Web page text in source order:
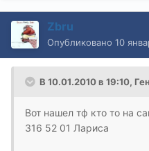
Zbru
Опубликовано 10
В 10.01.2010 в 19:10,
Вот нашел тф кто то на
316 52 01 Лариса